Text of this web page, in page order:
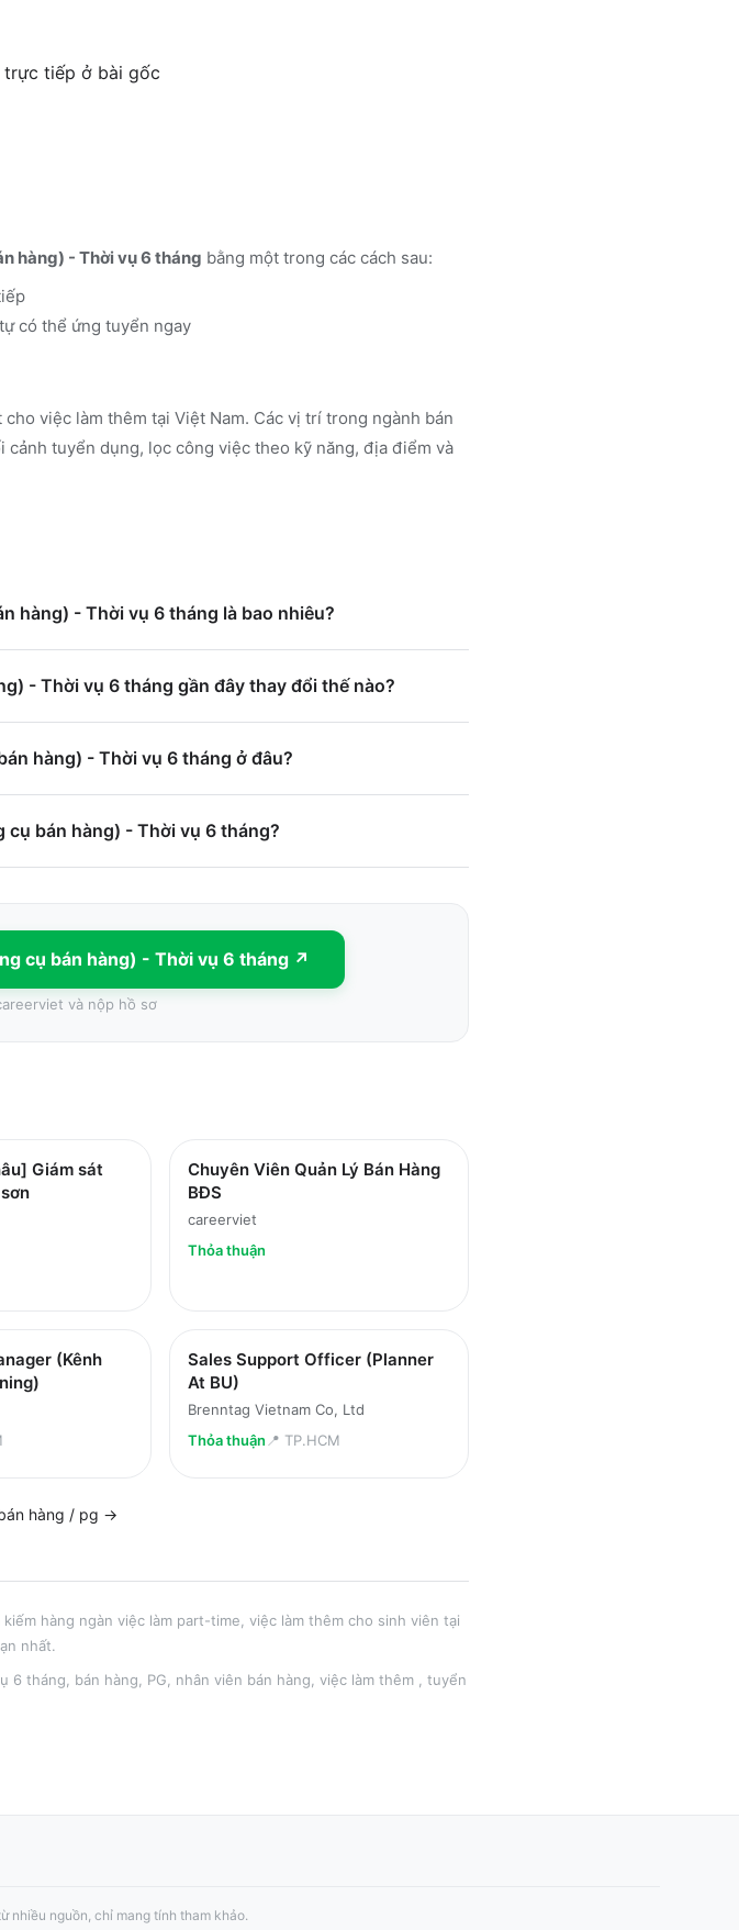
trực tiếp ở bài gốc
hàng) - Thời vụ 6 tháng bằng một trong các cách sau:
có thể ứng tuyển ngay
việc làm thêm tại Việt Nam. Các vị trí trong ngành bán
tuyển dụng, lọc công việc theo kỹ năng, địa điểm và
hàng) - Thời vụ 6 tháng là bao nhiêu?
- Thời vụ 6 tháng gần đây thay đổi thế nào?
hàng) - Thời vụ 6 tháng ở đâu?
cụ bán hàng) - Thời vụ 6 tháng?
cụ bán hàng) - Thời vụ 6 tháng ↗
và nộp hồ sơ
Giám sát
Chuyên Viên Quản Lý Bán Hàng
BĐS
careerviet
Thỏa thuận
(Kênh
Sales Support Officer (Planner
At BU)
Brenntag Vietnam Co, Ltd
Thỏa thuận 📍 TP.HCM
hàng / pg →
hàng ngàn việc làm part-time, việc làm thêm cho sinh viên tại
nhất.
6 tháng bán hàng, PG, nhân viên bán hàng , việc làm thêm
, tuyển
nhiều nguồn, chỉ mang tính tham khảo.